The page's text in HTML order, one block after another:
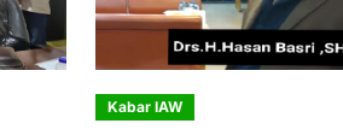
Kabar IAW